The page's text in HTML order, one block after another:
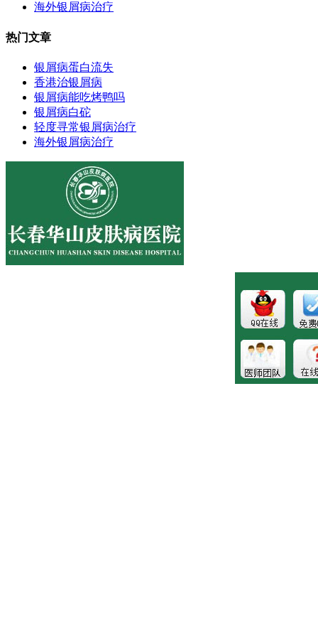
海外银屑病治疗
热门文章
银屑病蛋白流失
香港治银屑病
银屑病能吃烤鸭吗
银屑病白砣
轻度寻常银屑病治疗
海外银屑病治疗